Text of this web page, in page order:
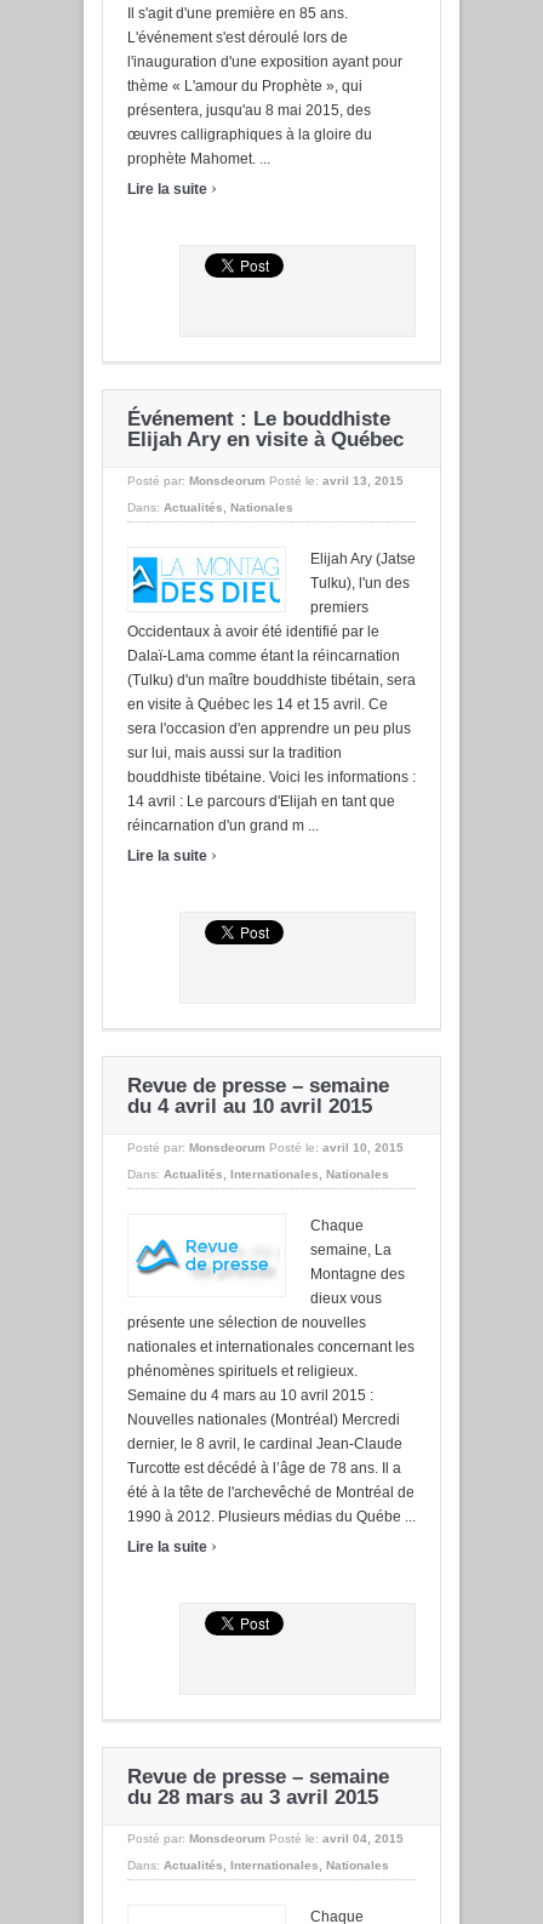
Il s'agit d'une première en 85 ans.
L'événement s'est déroulé lors de
l'inauguration d'une exposition ayant pour
thème « L'amour du Prophète », qui
présentera, jusqu'au 8 mai 2015, des
œuvres calligraphiques à la gloire du
prophète Mahomet. ...
Lire la suite ›
Événement : Le bouddhiste
Elijah Ary en visite à Québec
Posté par: Monsdeorum Posté le: avril 13, 2015
Dans: Actualités, Nationales
Elijah Ary (Jatse
Tulku), l'un des
premiers
Occidentaux à avoir été identifié par le
Dalaï-Lama comme étant la réincarnation
(Tulku) d'un maître bouddhiste tibétain, sera
en visite à Québec les 14 et 15 avril. Ce
sera l'occasion d'en apprendre un peu plus
sur lui, mais aussi sur la tradition
bouddhiste tibétaine. Voici les informations :
14 avril : Le parcours d'Elijah en tant que
réincarnation d'un grand m ...
Lire la suite ›
Revue de presse – semaine
du 4 avril au 10 avril 2015
Posté par: Monsdeorum Posté le: avril 10, 2015
Dans: Actualités, Internationales, Nationales
Chaque
semaine, La
Montagne des
dieux vous
présente une sélection de nouvelles
nationales et internationales concernant les
phénomènes spirituels et religieux.
Semaine du 4 mars au 10 avril 2015 :
Nouvelles nationales (Montréal) Mercredi
dernier, le 8 avril, le cardinal Jean-Claude
Turcotte est décédé à l’âge de 78 ans. Il a
été à la tête de l'archevêché de Montréal de
1990 à 2012. Plusieurs médias du Québe ...
Lire la suite ›
Revue de presse – semaine
du 28 mars au 3 avril 2015
Posté par: Monsdeorum Posté le: avril 04, 2015
Dans: Actualités, Internationales, Nationales
Chaque